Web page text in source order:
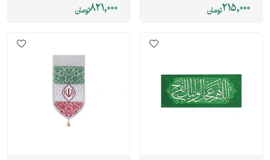
215,000تومان 821,000تومان